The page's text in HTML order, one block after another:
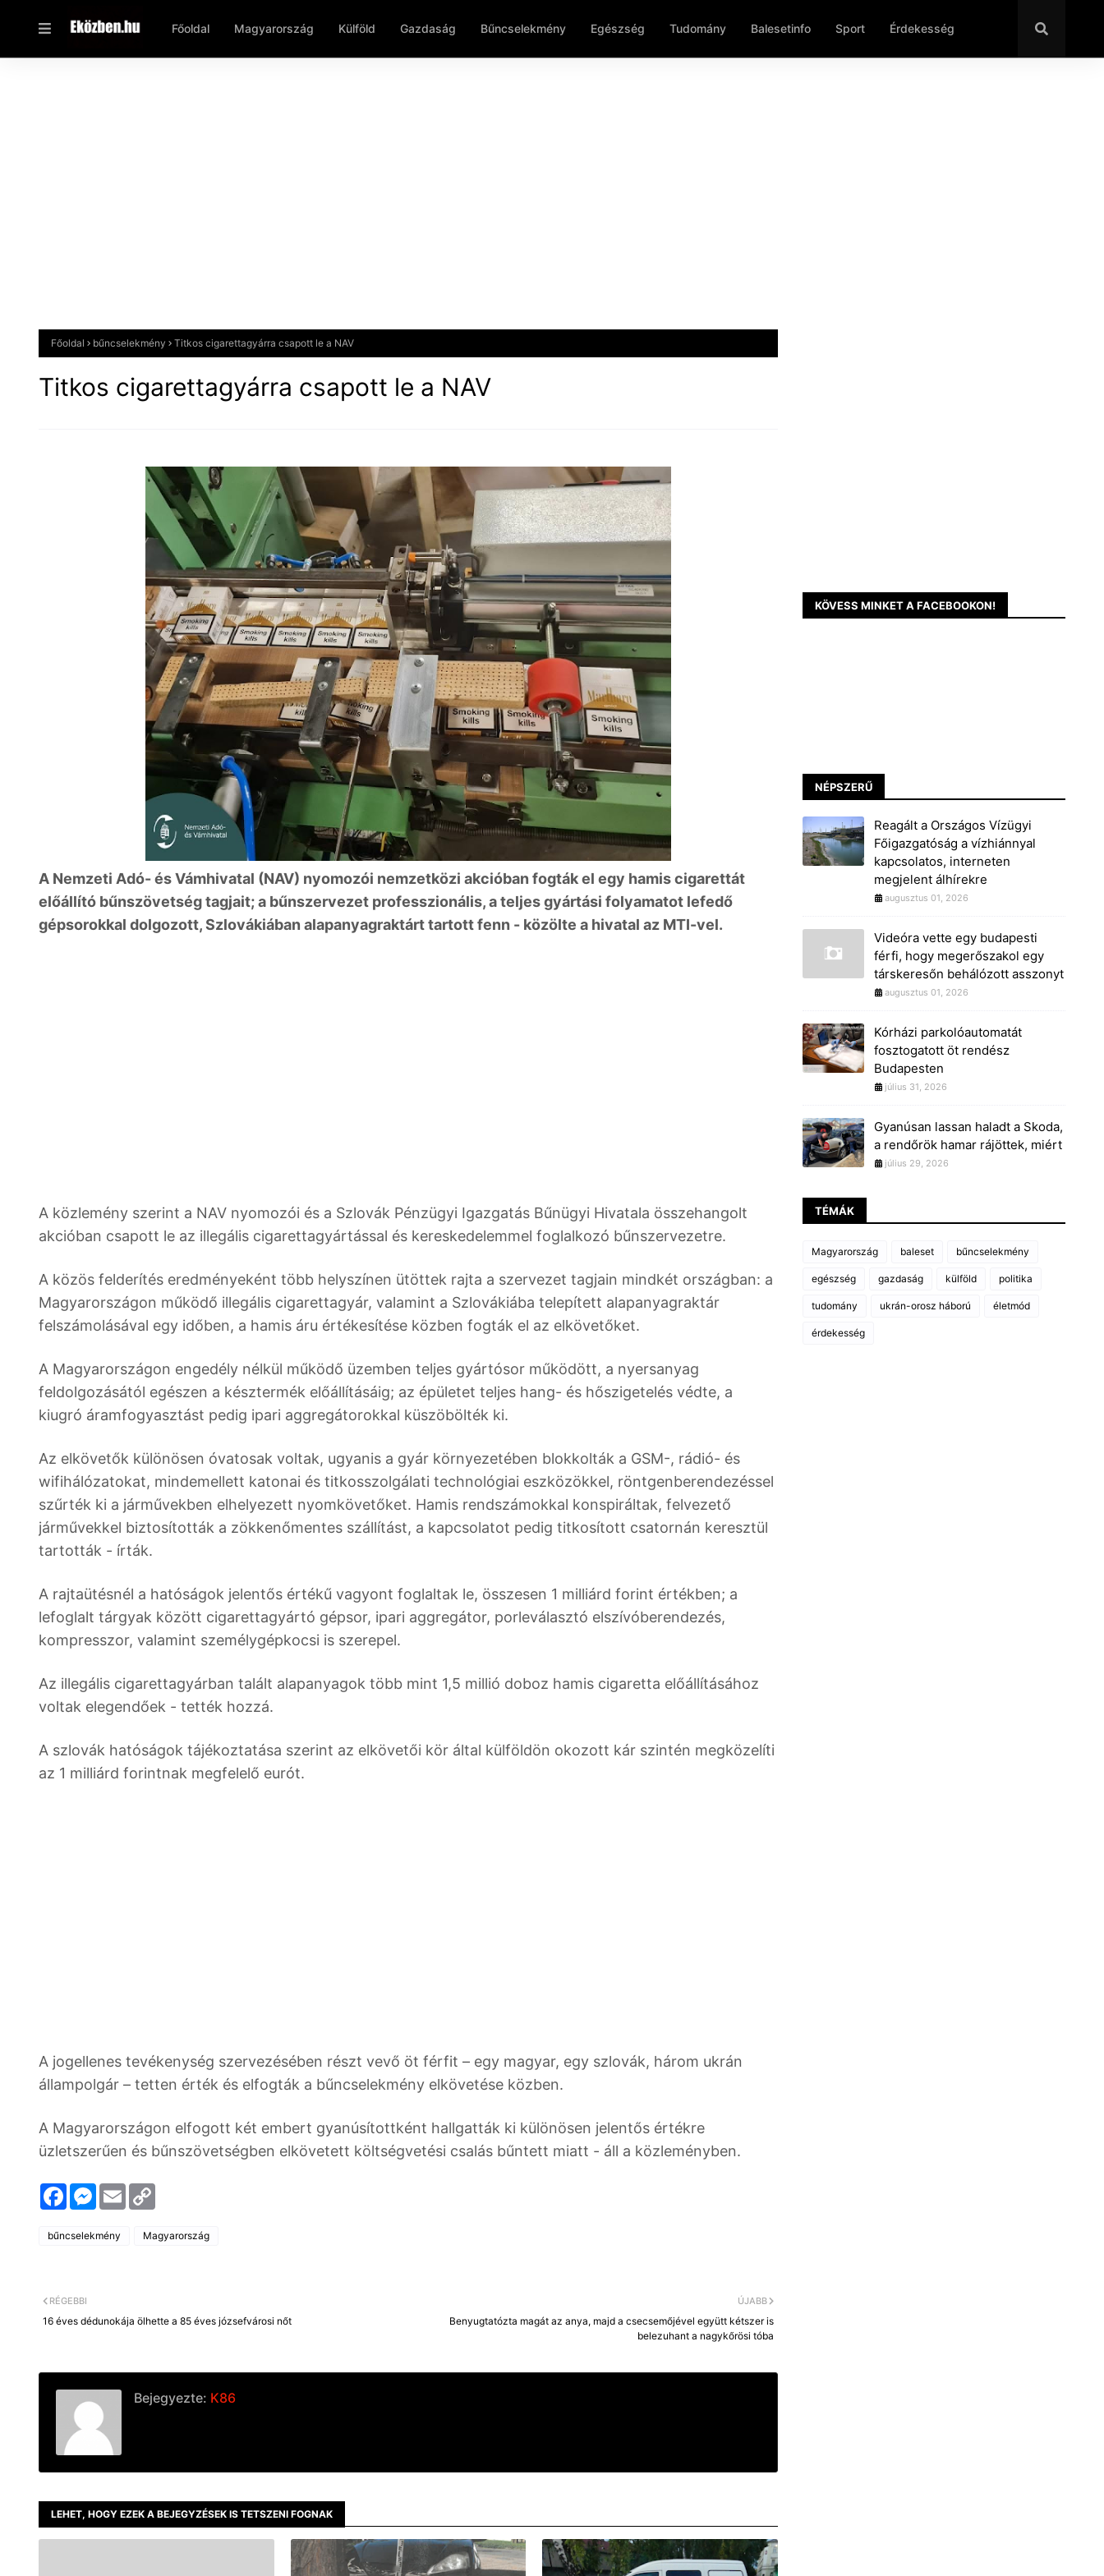
Főoldal Magyarország Külföld Gazdaság Bűncselekmény Egészség Tudomány Balesetinfo Sport Érdekesség
Főoldal bűncselekmény Titkos cigarettagyárra csapott le a NAV
Titkos cigarettagyárra csapott le a NAV
A Nemzeti Adó- és Vámhivatal (NAV) nyomozói nemzetközi akcióban fogták el egy hamis cigarettát
előállító bűnszövetség tagjait; a bűnszervezet professzionális, a teljes gyártási folyamatot lefedő
gépsorokkal dolgozott, Szlovákiában alapanyagraktárt tartott fenn - közölte a hivatal az MTI-vel.
A közlemény szerint a NAV nyomozói és a Szlovák Pénzügyi Igazgatás Bűnügyi Hivatala összehangolt
akcióban csapott le az illegális cigarettagyártással és kereskedelemmel foglalkozó bűnszervezetre.
A közös felderítés eredményeként több helyszínen ütöttek rajta a szervezet tagjain mindkét országban: a
Magyarországon működő illegális cigarettagyár, valamint a Szlovákiába telepített alapanyagraktár
felszámolásával egy időben, a hamis áru értékesítése közben fogták el az elkövetőket.
A Magyarországon engedély nélkül működő üzemben teljes gyártósor működött, a nyersanyag
feldolgozásától egészen a késztermék előállításáig; az épületet teljes hang- és hőszigetelés védte, a
kiugró áramfogyasztást pedig ipari aggregátorokkal küszöbölték ki.
Az elkövetők különösen óvatosak voltak, ugyanis a gyár környezetében blokkolták a GSM-, rádió- és
wifihálózatokat, mindemellett katonai és titkosszolgálati technológiai eszközökkel, röntgenberendezéssel
szűrték ki a járművekben elhelyezett nyomkövetőket. Hamis rendszámokkal konspiráltak, felvezető
járművekkel biztosították a zökkenőmentes szállítást, a kapcsolatot pedig titkosított csatornán keresztül
tartották - írták.
A rajtaütésnél a hatóságok jelentős értékű vagyont foglaltak le, összesen 1 milliárd forint értékben; a
lefoglalt tárgyak között cigarettagyártó gépsor, ipari aggregátor, porleválasztó elszívóberendezés,
kompresszor, valamint személygépkocsi is szerepel.
Az illegális cigarettagyárban talált alapanyagok több mint 1,5 millió doboz hamis cigaretta előállításához
voltak elegendőek - tették hozzá.
A szlovák hatóságok tájékoztatása szerint az elkövetői kör által külföldön okozott kár szintén megközelíti
az 1 milliárd forintnak megfelelő eurót.
A jogellenes tevékenység szervezésében részt vevő öt férfit – egy magyar, egy szlovák, három ukrán
állampolgár – tetten érték és elfogták a bűncselekmény elkövetése közben.
A Magyarországon elfogott két embert gyanúsítottként hallgatták ki különösen jelentős értékre
üzletszerűen és bűnszövetségben elkövetett költségvetési csalás bűntett miatt - áll a közleményben.
F
a
b
M
e
e
E
m
L
bűncselekmény Magyarország
ÚJABB
Benyugtatózta magát az anya, majd a csecsemőjével együtt kétszer is
belezuhant a nagykőrösi tóba
RÉGEBBI
16 éves dédunokája ölhette a 85 éves józsefvárosi nőt
Bejegyezte: K86
LEHET, HOGY EZEK A BEJEGYZÉSEK IS TETSZENI FOGNAK
KÖVESS MINKET A FACEBOOKON!
NÉPSZERŰ
Reagált a Országos Vízügyi
Főigazgatóság a vízhiánnyal
kapcsolatos, interneten
megjelent álhírekre
augusztus 01, 2026
Videóra vette egy budapesti
férfi, hogy megerőszakol egy
társkeresőn behálózott asszonyt
augusztus 01, 2026
Kórházi parkolóautomatát
fosztogatott öt rendész
Budapesten
július 31, 2026
Gyanúsan lassan haladt a Skoda,
a rendőrök hamar rájöttek, miért
július 29, 2026
TÉMÁK
Magyarország baleset bűncselekmény
egészség gazdaság külföld politika
tudomány ukrán-orosz háború életmód
érdekesség